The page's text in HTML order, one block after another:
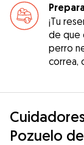
¡Tu
de que
perro
correa,
Pozuelo